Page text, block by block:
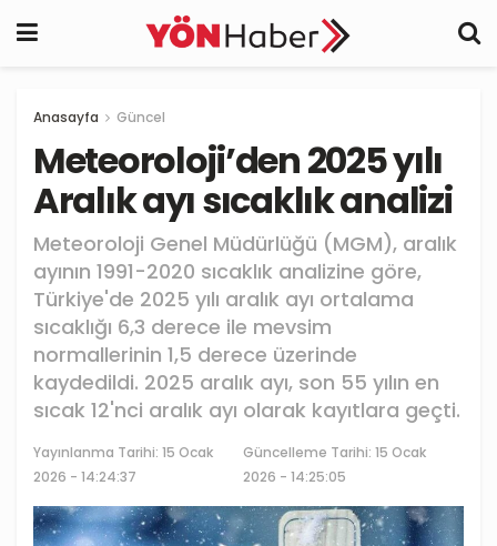
Anasayfa Güncel
Meteoroloji’den 2025 yılı
Aralık ayı sıcaklık analizi
Meteoroloji Genel Müdürlüğü (MGM), aralık
ayının 1991-2020 sıcaklık analizine göre,
Türkiye'de 2025 yılı aralık ayı ortalama
sıcaklığı 6,3 derece ile mevsim
normallerinin 1,5 derece üzerinde
kaydedildi. 2025 aralık ayı, son 55 yılın en
sıcak 12'nci aralık ayı olarak kayıtlara geçti.
Yayınlanma Tarihi: 15 Ocak
2026 - 14:24:37
Güncelleme Tarihi: 15 Ocak
2026 - 14:25:05